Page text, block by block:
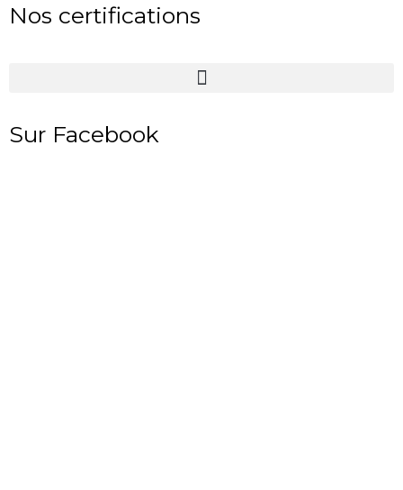
Nos certifications
Sur Facebook